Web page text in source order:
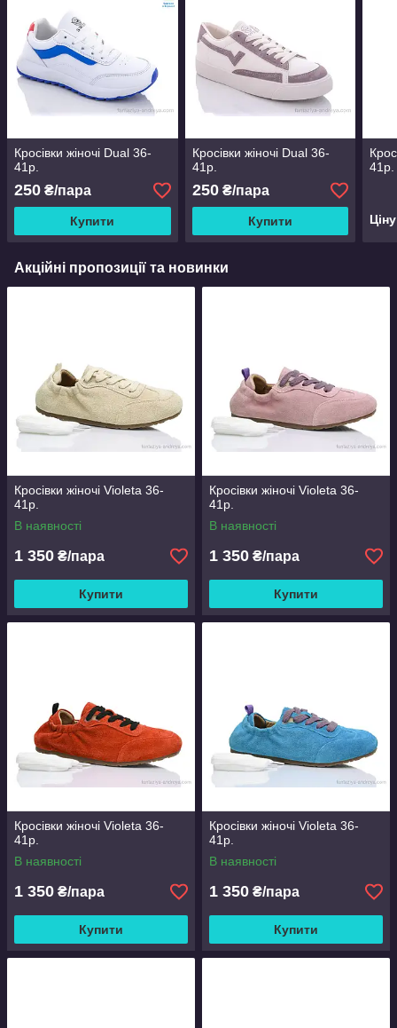
Кросівки жіночі Dual 36-
41р.
250 ₴/пара
Купити
Кросівки жіночі Dual 36-
41р.
250₴/пара
Купити
41р.
Акційні пропозиції та новинки
Кросівки жіночі Violeta 36-
41р.
В наявності
1 350 ₴/пара
Купити
Кросівки жіночі Violeta 36-
41р.
В наявності
1 350 ₴/пара
Купити
Кросівки жіночі Violeta 36-
41р.
В наявності
1 350 ₴/пара
Купити
Кросівки жіночі Violeta 36-
41р.
В наявності
1 350 ₴/пара
Купити